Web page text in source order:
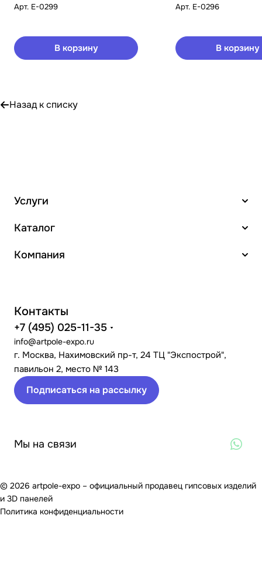
Арт. E-0299
В корзину
Арт. E-0296
В корзину
Назад к списку
Услуги
Каталог
Компания
Контакты
+7 (495) 025-11-35
info@artpole-expo.ru
г. Москва, Нахимовский пр-т, 24 ТЦ "Экспострой",
павильон 2, место № 143
Подписаться на рассылку
Мы на связи
© 2026 artpole-expo – официальный продавец гипсовых изделий
и 3D панелей
Политика конфиденциальности